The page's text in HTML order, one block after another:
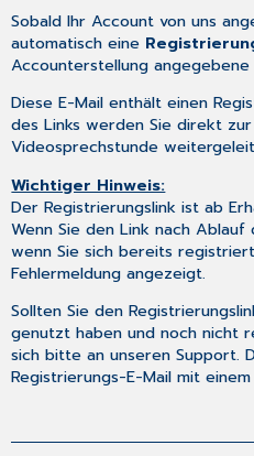
Registrierung?
Schritte
der
Müssen
Gäste
oder
Patienten
sich
ebenfalls
registrieren?
Sobald Ihr Account von uns
automatisch eine
Accounterstellung angegebene
Diese E-Mail enthält einen
des Links werden Sie direkt
Videosprechstunde
Wichtiger Hinweis:
Der Registrierungslink ist ab
Wenn Sie den Link nach
wenn Sie sich bereits
Fehlermeldung angezeigt.
Sollten Sie den
genutzt haben und noch nicht
sich bitte an unseren Support.
Registrierungs-E-Mail mit